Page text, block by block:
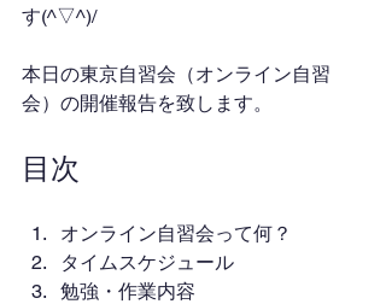
す(^▽^)/
本日の東京自習会（オンライン自習
会）の開催報告を致します。
目次
オンライン自習会って何？
タイムスケジュール
勉強・作業内容